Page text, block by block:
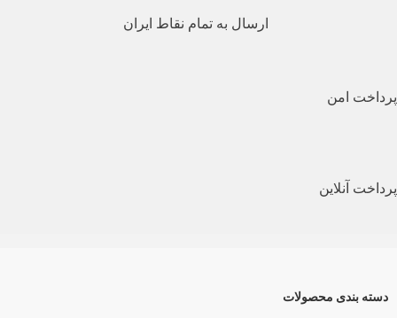
ارسال به تمام نقاط ایران
پرداخت امن
پرداخت آنلاین
دسته بندی محصولات